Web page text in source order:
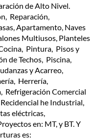
de Alto Nivel.
Reparación,
Apartamento, Naves
Multiusos, Planteles
Pintura, Pisos y
de Techos, Piscina,
y Acarreo,
Herrería,
Refrigeración Comercial
he Industrial,
eléctricas,
en: MT, y BT. Y
es: